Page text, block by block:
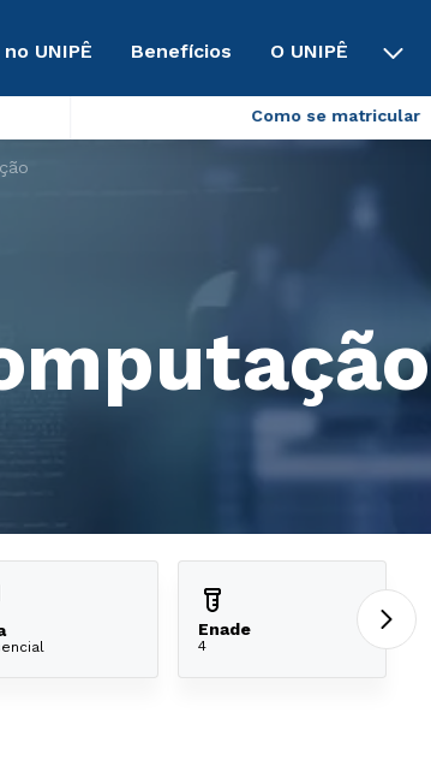
UNIPÊ Benefícios O UNIPÊ
Como se matricular
Enade
4